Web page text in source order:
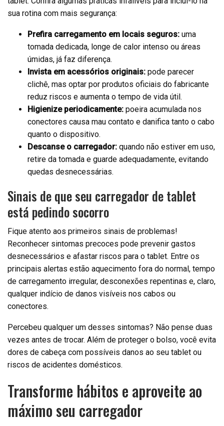
sua rotina com mais segurança:
Prefira carregamento em locais seguros: uma
tomada dedicada, longe de calor intenso ou áreas
úmidas, já faz diferença.
Invista em acessórios originais: pode parecer
clichê, mas optar por produtos oficiais do fabricante
reduz riscos e aumenta o tempo de vida útil.
Higienize periodicamente: poeira acumulada nos
conectores causa mau contato e danifica tanto o cabo
quanto o dispositivo.
Descanse o carregador: quando não estiver em uso,
retire da tomada e guarde adequadamente, evitando
quedas desnecessárias.
Sinais de que seu carregador de tablet
está pedindo socorro
Fique atento aos primeiros sinais de problemas!
Reconhecer sintomas precoces pode prevenir gastos
desnecessários e afastar riscos para o tablet. Entre os
principais alertas estão aquecimento fora do normal, tempo
de carregamento irregular, desconexões repentinas e, claro,
qualquer indício de danos visíveis nos cabos ou
conectores.
Percebeu qualquer um desses sintomas? Não pense duas
vezes antes de trocar. Além de proteger o bolso, você evita
dores de cabeça com possíveis danos ao seu tablet ou
riscos de acidentes domésticos.
Transforme hábitos e aproveite ao
máximo seu carregador